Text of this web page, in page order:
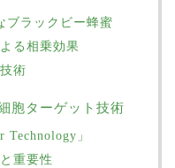
ブラックビー蜂蜜
る相乗効果
術
胞ターゲット技術
Technology」
重要性